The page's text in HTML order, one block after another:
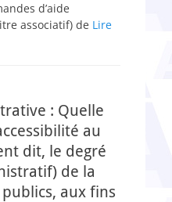
d’aide
associatif) de Lire
: Quelle
au
dit, le degré
de la
aux fins